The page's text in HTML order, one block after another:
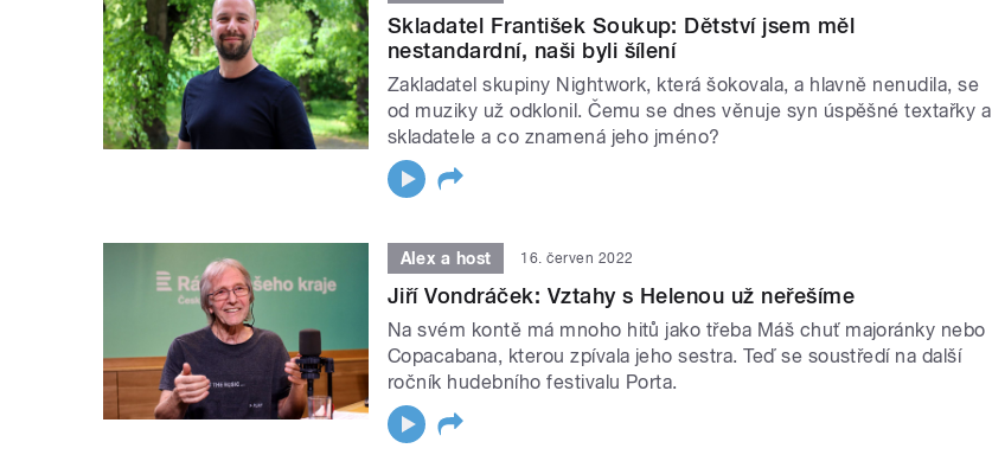
Skladatel František Soukup: Dětství jsem měl
nestandardní, naši byli šílení
Zakladatel skupiny Nightwork, která šokovala, a hlavně nenudila, se
od muziky už odklonil. Čemu se dnes věnuje syn úspěšné textařky a
skladatele a co znamená jeho jméno?
Alex a host 16. červen 2022
Jiří Vondráček: Vztahy s Helenou už neřešíme
Na svém kontě má mnoho hitů jako třeba Máš chuť majoránky nebo
Copacabana, kterou zpívala jeho sestra. Teď se soustředí na další
ročník hudebního festivalu Porta.